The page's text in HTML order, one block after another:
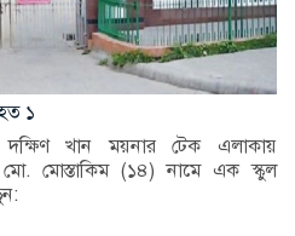
১
দক্ষিণ খান ময়নার টেক এলাকায়
মো. মোস্তাকিম (১৪) নামে এক স্কুল